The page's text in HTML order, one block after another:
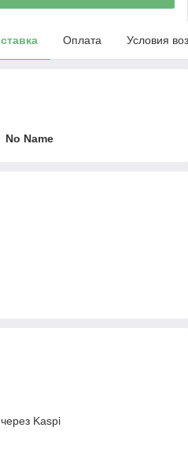
Оплата Условия
No Name
Kaspi